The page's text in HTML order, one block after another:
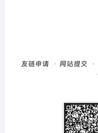
友链申请 网站提交